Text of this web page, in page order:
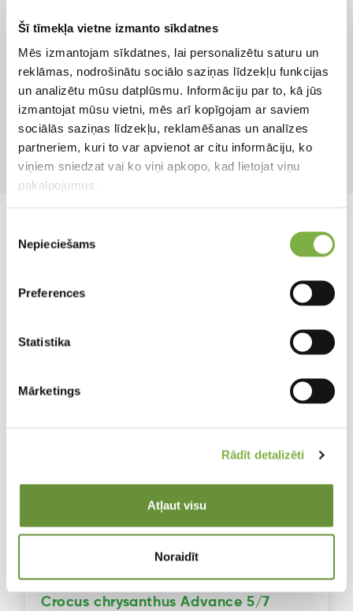
Šī tīmekļa vietne izmanto sīkdatnes
Mēs izmantojam sīkdatnes, lai personalizētu saturu un
reklāmas, nodrošinātu sociālo saziņas līdzekļu funkcijas
un analizētu mūsu datplūsmu. Informāciju par to, kā jūs
izmantojat mūsu vietni, mēs arī kopīgojam ar saviem
sociālās saziņas līdzekļu, reklamēšanas un analīzes
partneriem, kuri to var apvienot ar citu informāciju, ko
viņiem sniedzat vai ko viņi apkopo, kad lietojat viņu
pakalpojumus.
izvēle
Nepieciešams
Preferences
Statistika
Mārketings
Rādīt detalizēti
Atļaut visu
Noraidīt
Auga tips
Apgaismojums
Produkta tips
Sīpolpuķe
Crocus chrysanthus Advance 5/7